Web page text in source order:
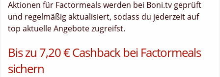
Aktionen für Factormeals werden bei Boni.tv geprüft
und regelmäßig aktualisiert, sodass du jederzeit auf
top aktuelle Angebote zugreifst.
Bis zu 7,20 € Cashback bei Factormeals
sichern